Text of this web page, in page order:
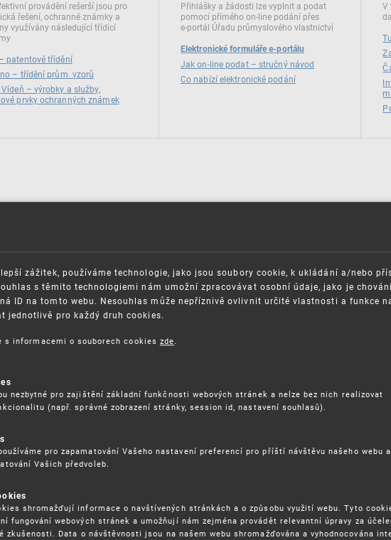
provádění rešerší jsou pro
řešení, ochranné známky a
využívány následující třídící
patentové třídění
– třídění prům. vzorů
Vídeň – výrobky a služby,
prvky ochranných známek
Přihlášky a žádosti lze vyplnit a podat
pomocí přímého on‑line podání přes
e‑portál Úřadu průmyslového vlastnictví
Elektronické formuláře e-portálu
Jak on-line podat – stručný návod
Co nabízí elektronické podání
V
služeb - 5.8.2026
jinak (aneb když se značky hádají
17. 9. 2026
tržištích nacházejících se mimo
porušování IPR
KALENDÁŘ
Žádné akce
zážitek, používáme technologie, jako jsou soubory cookie, k ukládání a/nebo
s těmito technologiemi nám umožní zpracovávat osobní údaje, jako je
ID na tomto webu. Nesouhlas může nepříznivě ovlivnit určité vlastnosti a funkce
jednotlivě pro každý druh cookies.
s informacemi o souborech cookies zde
nezbytné pro zajištění základní funkčnosti webových stránek a nelze bez nich realizovat
(např. správné zobrazení stránky, session id, nastavení souhlasů).
pro zapamatování Vašeho nastavení preferencí pro příští návštěvu našeho webu a
Vašich předvoleb.
shromažďují informace o navštívených stránkách a o způsobu využití webu. Tyto
fungování webových stránek a umožňují nám zejména provádět relevantní úpravy za
zkušenosti. Data o návštěvnosti jsou na našem webu shromažďována a vyhodnocována